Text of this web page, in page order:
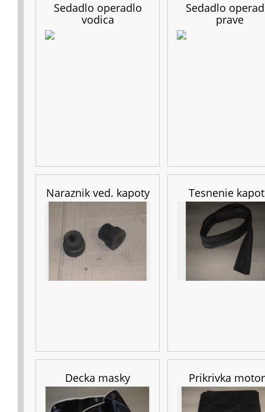
Sedadlo operadlo
vodica
Sedadlo
prave
Naraznik ved. kapoty Tesnenie
Decka masky Prikrivka